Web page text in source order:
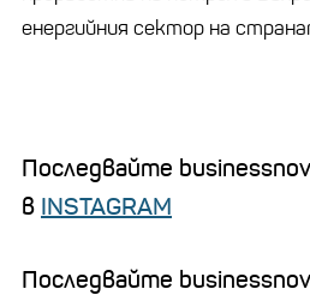
енергийния сектор на
Последвайте
в INSTAGRAM
Последвайте